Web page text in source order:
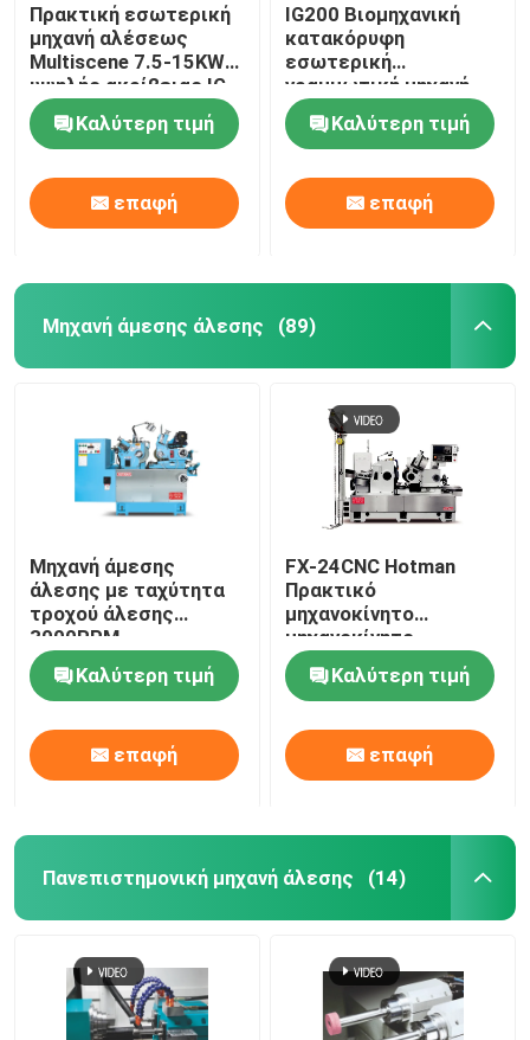
Πρακτική εσωτερική
μηχανή αλέσεως
Multiscene 7.5-15KW
υψηλής ακρίβειας IG-
150
Καλύτερη τιμή
επαφή
IG200 Βιομηχανική
κατακόρυφη
εσωτερική
γραμμωτική μηχανή
Πολλαπλή σκηνή
ανθεκτική στην
φθορά
Καλύτερη τιμή
επαφή
Μηχανή άμεσης άλεσης (89)
Μηχανή άμεσης
άλεσης με ταχύτητα
τροχού άλεσης
3000RPM
Πολυλειτουργική
σταθερή βιομηχανική
άλεση
Καλύτερη τιμή
επαφή
FX-24CNC Hotman
Πρακτικό
μηχανοκίνητο
μηχανοκίνητο
μηχανοκίνητο
μηχανοκίνητο
μηχανοκίνητο
μηχανοκίνητο
μηχανοκίνητο
μηχανοκίνητο
μηχανοκίνητο
μηχανοκίνητο
μηχανοκίνητο
μηχανοκίνητο
Καλύτερη τιμή
επαφή
Πανεπιστημονική μηχανή άλεσης (14)